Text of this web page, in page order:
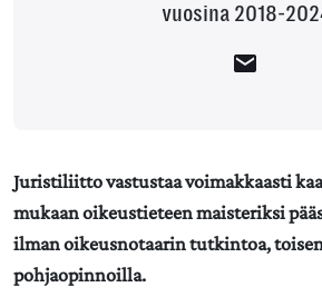
vuosina 2018-
Juristiliitto vastustaa voimakkaasti
mukaan oikeustieteen maisteriksi
ilman oikeusnotaarin tutkintoa,
pohjaopinnoilla.